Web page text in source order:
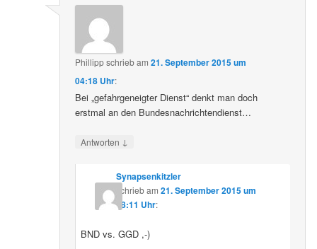
Phillippschriebam21. September 2015 um
04:18 Uhr:
Bei „gefahrgeneigter Dienst“ denkt man doch
erstmal an den Bundesnachrichtendienst…
Antworten ↓
Synapsenkitzler
schriebam 21. September 2015 um
18:11 Uhr:
BND vs. GGD ,-)